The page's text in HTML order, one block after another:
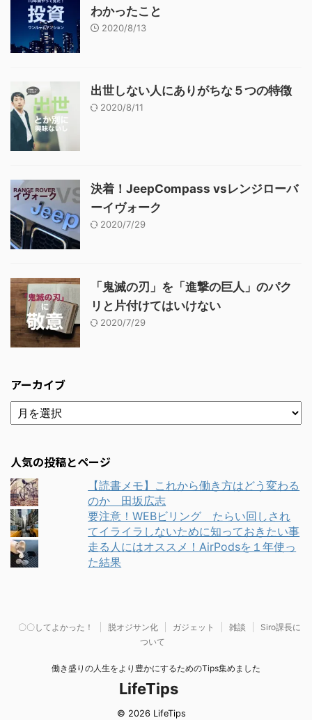
わかったこと
2020/8/13
出世しない人にありがちな５つの特徴
2020/8/11
決着！JeepCompass vsレンジローバ
ーイヴォーク
2020/7/29
「鬼滅の刃」を「進撃の巨人」のパク
リと片付けてはいけない
2020/7/29
アーカイブ
人気の投稿とページ
【読書メモ】これから働き方はどう変わる
のか 田坂広志
要注意！WEBビリング たらい回しされ
てイライラしないために知っておきたい事
走る人にはオススメ！AirPodsを１年使っ
た結果
〇〇してよかった！ 脱オジサン化 ガジェット 雑談
Siro課長に
ついて
働き盛りの人生をより豊かにするためのTips集めました
LifeTips
© 2026 LifeTips